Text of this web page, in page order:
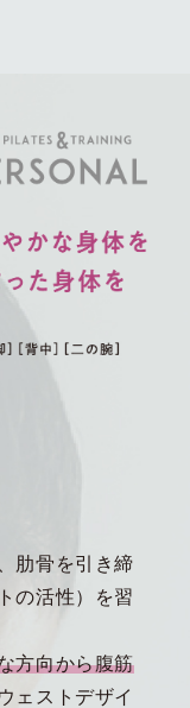
肋骨を引き締
の活性）を習
方向から腹筋
ェストデザイ